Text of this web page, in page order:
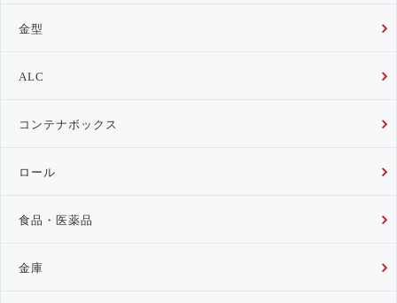
金型
ALC
コンテナボックス
ロール
食品・医薬品
金庫